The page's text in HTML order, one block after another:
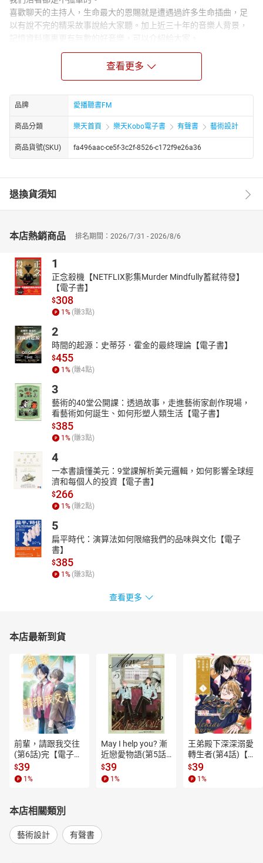
喜歡聊天的主持人，生命最大的恩賜就是遭遇過許多生命插曲，足
以有說不完的精采故事說給大家聽。加上近三十年的音樂人背景，
記憶資料庫裏更有無數的好音樂，可以介紹給大家。
於是你會明白人生就是有這麼多巧合，不知道歌曲本身就是為這些
故事創作，還是每一首歌都能符合我們某一段的生命故事。歌與故
事相遇了，故事豐富了歌曲本身，歌曲也淡淡唱出了生命，兩者之
故事說完了，音樂結束了，心被療癒了，而生活還是要繼續的。透
過溫暖的娓娓訴說，或許也是面對生活的一股最堅定的力量。
講者：
何厚華(1965.9.14~2024.3.15)，著名作詞人，金牌企劃人，暢銷書
作家。曾擔任新力唱片副總監、英皇國際娛樂台灣分公司副總經
大學、中原大學學士後數音應用學士學位學程教書。
章節：
創作分享集14
創作分享集16
創作分享集17
創作分享集18
創作分享集19
創作分享集20
創作分享集21
創作分享集22
創作分享集23
創作分享集24
查看更多
品牌 愛播聽書FM
商品分類 樂天首頁 樂天Kobo電子書 有聲書 藝術設計
商品貨號(SKU) fa496aac-ce5f-3c2f-8526-c172f9e26a36
退換貨須知
本店熱銷商品 排名期間：2026/7/31 - 2026/8/6
1
正念殺機【NETFLIX影集Murder Mindfully蓄弒待發】
【電子書】
$308
1 % (賺3點)
2
時間的起源：史蒂芬．霍金的最終理論【電子書】
$455
1 % (賺4點)
3
藝術的40堂公開課：透過故事，走進藝術家創作現場，
看藝術如何誕生、如何形塑人類生活【電子書】
$385
1 % (賺3點)
4
一本書讀懂美元：9堂課解析美元邏輯，如何影響全球經
濟和每個人的投資【電子書】
$266
1 % (賺2點)
5
扁平時代：演算法如何限縮我們的品味與文化【電子
書】
$385
1 % (賺3點)
查看更多
本店最新到貨
前輩，請跟我交往
(第6話)完【電子
書】
$39
1 %
May I help you? 漸
近戀愛物語(第5話)
【電子書】
$39
1 %
王弟殿下深深溺愛
轉生者(第4話)【電
子書】
$39
1 %
本店相關類別
藝術設計 有聲書